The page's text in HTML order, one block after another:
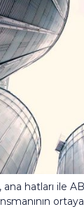
hatları ile
ortaya